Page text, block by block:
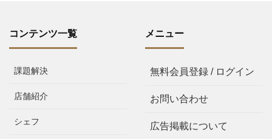
コンテンツ一覧
課題解決
店舗紹介
シェフ
メニュー
無料会員登録 / ログイン
お問い合わせ
広告掲載について